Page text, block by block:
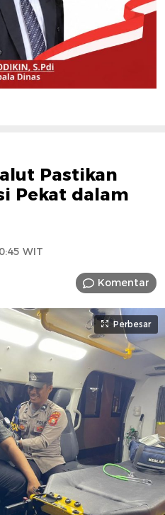
Pastikan
Pekat dalam
WIT
Komentar
Perbesar